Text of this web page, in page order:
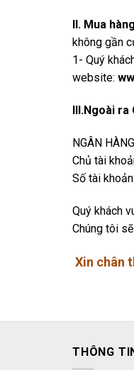
II. Mua
không gần
1- Quý
website:
III.Ngoài
NGÂN HÀNG
Chủ tài
Số tài khoản:
Quý khách
Chúng tôi
Xin chân
THÔNG